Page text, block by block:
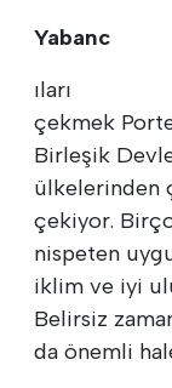
Yabanc
ıları
çekmek
Birleşik
ülkelerinden
çekiyor.
nispeten
iklim ve iyi
Belirsiz
da önemli